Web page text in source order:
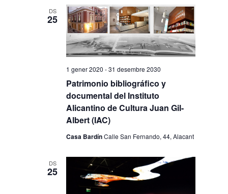
DS
25
Patrimonio bibliográfico y
documental del Instituto
Alicantino de Cultura Juan Gil-
Albert (IAC)
1 gener 2020 -31 desembre 2030
Casa BardínCalle San Fernando, 44, Alacant
DS
25